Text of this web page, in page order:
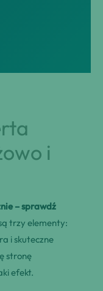
i
– sprawdź
trzy elementy:
i skuteczne
stronę
efekt.